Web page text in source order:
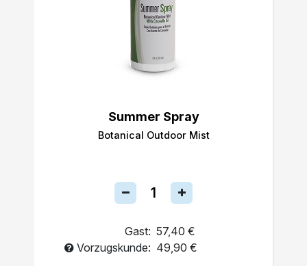
Summer Spray
Botanical Outdoor Mist
Gast: 57,40 €
Vorzugskunde: 49,90 €